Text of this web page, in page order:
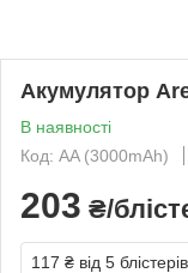
Акумулятор
В наявності
Код: AA (3000mAh)
203 ₴/
117 ₴ від 5 блістерів